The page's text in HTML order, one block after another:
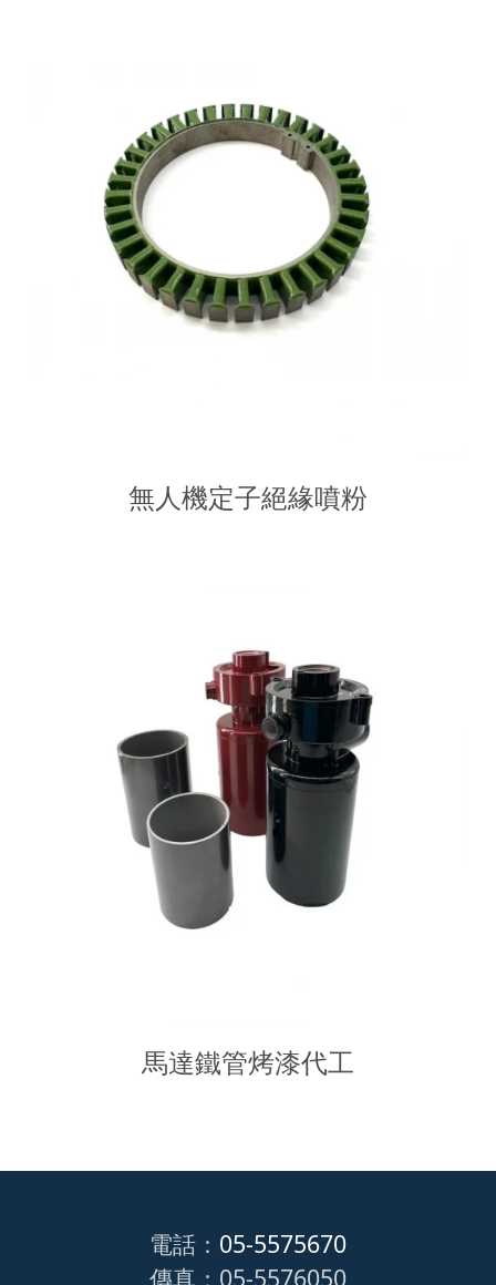
無人機定子絕緣噴粉
馬達鐵管烤漆代工
電話： 05-5575670
傳真：05-5576050